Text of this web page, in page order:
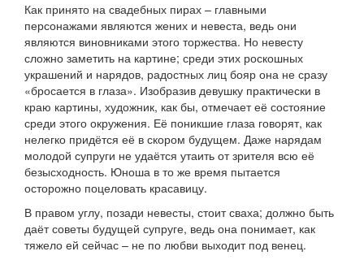
Как принято на свадебных пирах – главными
персонажами являются жених и невеста, ведь они
являются виновниками этого торжества. Но невесту
сложно заметить на картине; среди этих роскошных
украшений и нарядов, радостных лиц бояр она не сразу
«бросается в глаза». Изобразив девушку практически в
краю картины, художник, как бы, отмечает её состояние
среди этого окружения. Её поникшие глаза говорят, как
нелегко придётся её в скором будущем. Даже нарядам
молодой супруги не удаётся утаить от зрителя всю её
безысходность. Юноша в то же время пытается
осторожно поцеловать красавицу.
В правом углу, позади невесты, стоит сваха; должно быть
даёт советы будущей супруге, ведь она понимает, как
тяжело ей сейчас – не по любви выходит под венец.